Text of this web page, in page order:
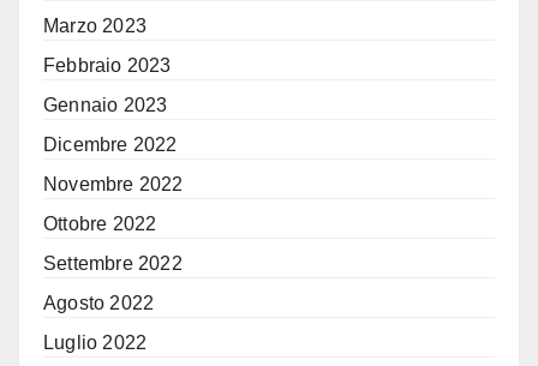
Marzo 2023
Febbraio 2023
Gennaio 2023
Dicembre 2022
Novembre 2022
Ottobre 2022
Settembre 2022
Agosto 2022
Luglio 2022